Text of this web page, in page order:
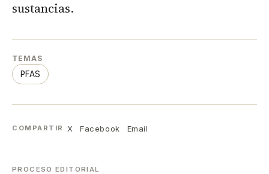
sustancias.
TEMAS
PFAS
COMPARTIR X Facebook Email
PROCESO EDITORIAL